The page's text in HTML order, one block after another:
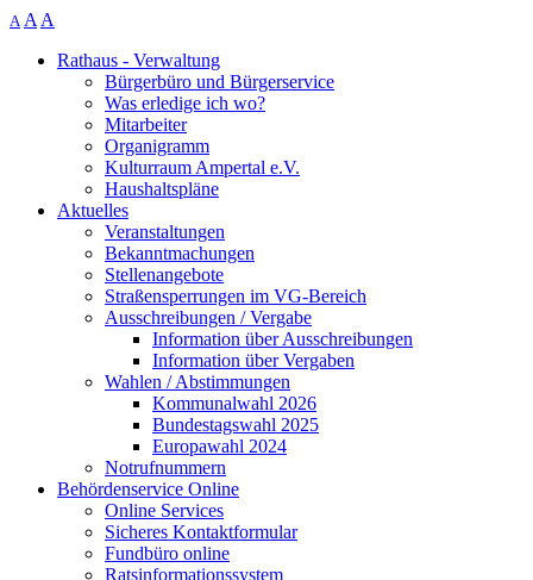
A A A
Rathaus - Verwaltung
Bürgerbüro und Bürgerservice
Was erledige ich wo?
Mitarbeiter
Organigramm
Kulturraum Ampertal e.V.
Haushaltspläne
Aktuelles
Veranstaltungen
Bekanntmachungen
Stellenangebote
Straßensperrungen im VG-Bereich
Ausschreibungen / Vergabe
Information über Ausschreibungen
Information über Vergaben
Wahlen / Abstimmungen
Kommunalwahl 2026
Bundestagswahl 2025
Europawahl 2024
Notrufnummern
Behördenservice Online
Online Services
Sicheres Kontaktformular
Fundbüro online
Ratsinformationssystem